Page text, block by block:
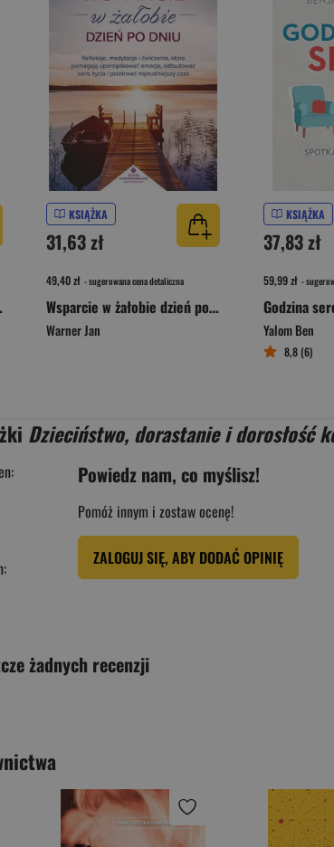
życia
KSIĄŻKA
31,63 zł
49,40 zł - sugerowana cena detaliczna
Wsparcie w żałobie dzień po dniu. Refleksje, medytacje i ćwiczenia, które pomagają uporządkować emocje, odbudować sens życia i przetrwać najtrudniejszy czas
Warner Jan
KSIĄŻKA
37,83 zł
59,99 zł -
Yalom Ben
8,8 (6)
Dzieciństwo, dorastanie i dorosłość
Powiedz nam, co myślisz!
Pomóż innym i zostaw ocenę!
ZALOGUJ SIĘ, ABY DODAĆ OPINIĘ
żadnych recenzji